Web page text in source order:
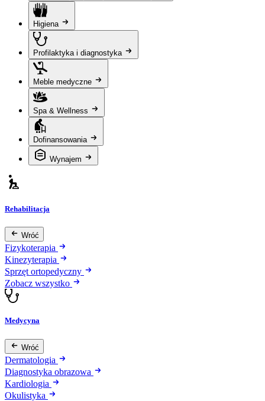
Higiena
Profilaktyka i diagnostyka
Meble medyczne
Spa & Wellness
Dofinansowania
Wynajem
Rehabilitacja
Wróć
Fizykoterapia
Kinezyterapia
Sprzęt ortopedyczny
Zobacz wszystko
Medycyna
Wróć
Dermatologia
Diagnostyka obrazowa
Kardiologia
Okulistyka